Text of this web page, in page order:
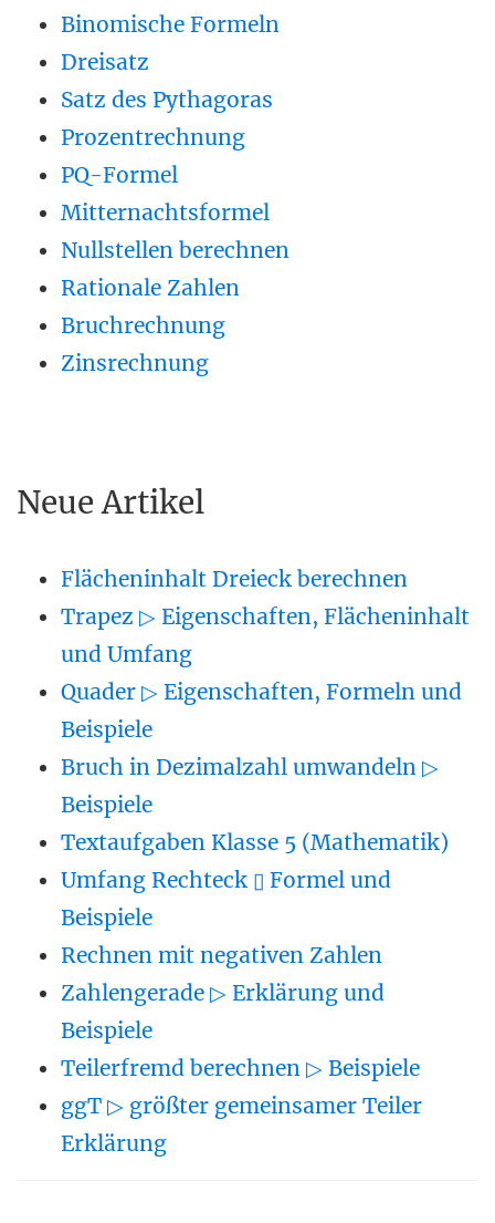
Binomische Formeln
Dreisatz
Satz des Pythagoras
Prozentrechnung
PQ-Formel
Mitternachtsformel
Nullstellen berechnen
Rationale Zahlen
Bruchrechnung
Zinsrechnung
Neue Artikel
Flächeninhalt Dreieck berechnen
Trapez ▷ Eigenschaften, Flächeninhalt
und Umfang
Quader ▷ Eigenschaften, Formeln und
Beispiele
Bruch in Dezimalzahl umwandeln ▷
Beispiele
Textaufgaben Klasse 5 (Mathematik)
Umfang Rechteck ▯ Formel und
Beispiele
Rechnen mit negativen Zahlen
Zahlengerade ▷ Erklärung und
Beispiele
Teilerfremd berechnen ▷ Beispiele
ggT ▷ größter gemeinsamer Teiler
Erklärung